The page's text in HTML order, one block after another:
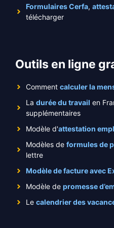
Formulaires Cerfa,
télécharger
Outils en ligne
Comment calculer la
La durée du travail en
supplémentaires
Modèle d'attestation
Modèles de formules de
lettre
Modèle de facture avec
Modèle de promesse
Le calendrier des